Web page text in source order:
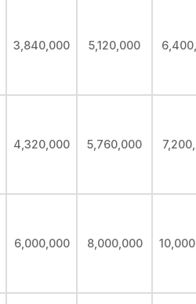
3,840,000 5,120,000
4,320,000 5,760,000
6,000,000 8,000,000